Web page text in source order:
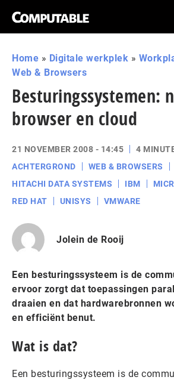
Home » Digitale werkplek »
Web & Browsers
Besturingssystemen:
browser en cloud
21 NOVEMBER 2008 - 14:45
4
ACHTERGROND
WEB & BROWSERS
HITACHI DATA SYSTEMS
IBM
RED HAT
UNISYS VMWARE
Jolein de Rooij
Een besturingssysteem is de
ervoor zorgt dat toepassingen
draaien en dat hardwarebronnen
en efficiënt benut.
Wat is dat?
Een besturingssysteem is de